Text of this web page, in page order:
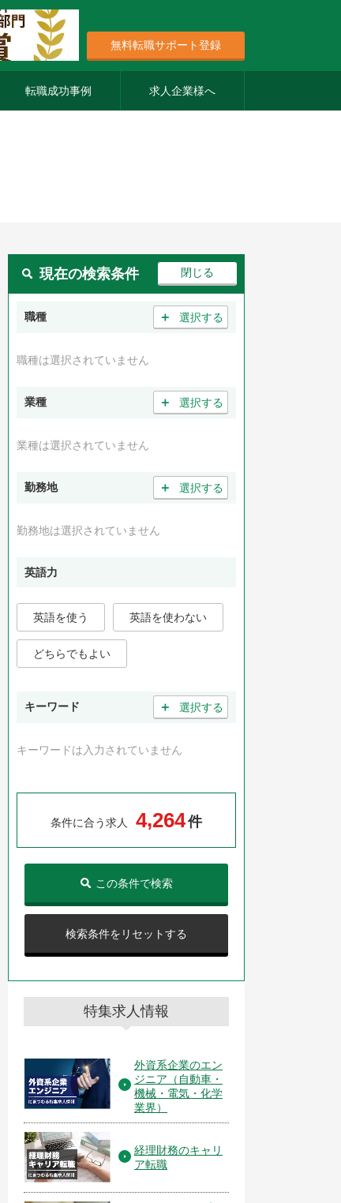
無料転職サポート登録
転職成功事例 求人企業様へ
現在の検索条件
職種 ＋ 選択する
職種は選択されていません
業種 ＋ 選択する
業種は選択されていません
勤務地 ＋ 選択する
勤務地は選択されていません
英語力
英語を使う 英語を使わない
どちらでもよい
キーワード ＋ 選択する
キーワードは入力されていません
条件に合う求人 4,264件
検索条件をリセットする
この条件で検索
特集求人情報
外資系企業のエン
ジニア（自動車・
機械・電気・化学
業界）
経理財務のキャリ
ア転職